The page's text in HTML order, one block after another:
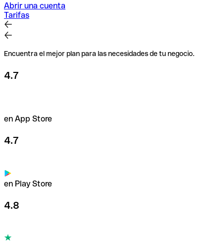
Abrir una cuenta
Tarifas
Encuentra el mejor plan para las necesidades de tu negocio.
4.7
en App Store
4.7
en Play Store
4.8